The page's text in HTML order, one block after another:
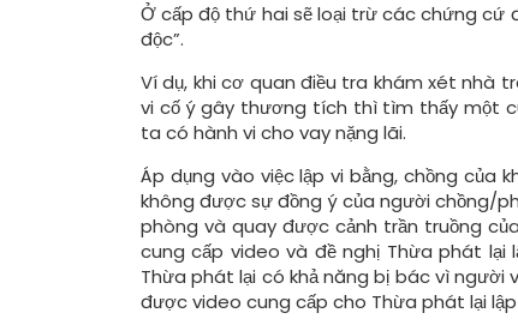
Ở cấp độ thứ hai sẽ loại trừ các chứng
độc”.
Ví dụ, khi cơ quan điều tra khám xét nhà
vi cố ý gây thương tích thì tìm thấy một
ta có hành vi cho vay nặng lãi.
Áp dụng vào việc lập vi bằng, chồng của
không được sự đồng ý của người chồng/
phòng và quay được cảnh trần truồng
cung cấp video và đề nghị Thừa phát lại
Thừa phát lại có khả năng bị bác vì
được video cung cấp cho Thừa phát lại lập